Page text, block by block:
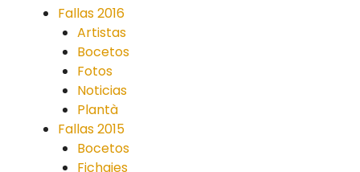
Fallas 2016
Artistas
Bocetos
Fotos
Noticias
Plantà
Fallas 2015
Bocetos
Fichajes